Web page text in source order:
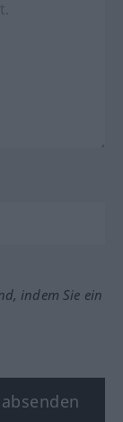
indem Sie ein